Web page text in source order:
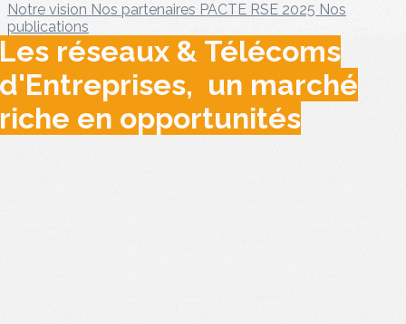
Notre vision Nos partenaires PACTE RSE 2025 Nos
publications
réseaux & Télécoms
un marché
en opportunités